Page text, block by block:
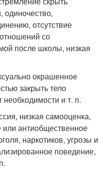
одиночество,
отсутствие
со
после школы, низкая
окрашенное
закрыть тело
и т. п.
низкая самооценка,
или антиобщественное
наркотиков, угрозы и
поведение,